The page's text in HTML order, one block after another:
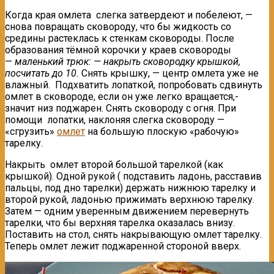
Когда края омлета слегка затвердеют и побелеют, —
снова повращать сковороду, что бы жидкость со
средины растеклась к стенкам сковороды. После
образования тёмной корочки у краев сковороды
— маленький трюк: — накрыть сковородку крышкой,
посчитать до 10. Снять крышку, — центр омлета уже не
влажный. Подхватить лопаткой, попробовать сдвинуть
омлет в сковороде, если он уже легко вращается,-
значит низ поджарен. Снять сковороду с огня. При
помощи лопатки, наклоняя слегка сковороду —
«сгрузить» омлет на большую плоскую «рабочую»
тарелку.
Накрыть омлет второй большой тарелкой (как
крышкой). Одной рукой ( подставить ладонь, расставив
пальцы, под дно тарелки) держать нижнюю тарелку и
второй рукой, ладонью прижимать верхнюю тарелку.
Затем — одним уверенным движением перевернуть
тарелки, что бы верхняя тарелка оказалась внизу.
Поставить на стол, снять накрывающую омлет тарелку.
Теперь омлет лежит поджаренной стороной вверх.